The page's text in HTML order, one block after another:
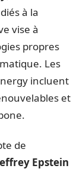
à la
vise à
propres
Les
incluent
et
de
Epstein